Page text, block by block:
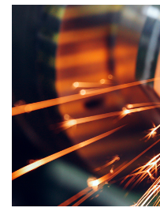
o
c
i
a